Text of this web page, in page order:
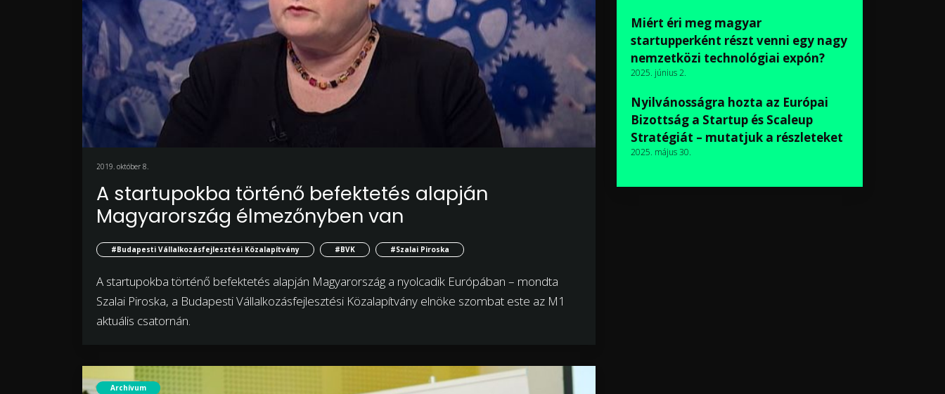
2019. október 8.
A startupokba történő befektetés alapján
Magyarország élmezőnyben van
#Budapesti Vállalkozásfejlesztési Közalapítvány #BVK #Szalai Piroska
A startupokba történő befektetés alapján Magyarország a nyolcadik Európában – mondta
Szalai Piroska, a Budapesti Vállalkozásfejlesztési Közalapítvány elnöke szombat este az M1
aktuális csatornán.
Archívum
Miért éri meg magyar
startupperként részt venni egy nagy
nemzetközi technológiai expón?
2025. június 2.
Nyilvánosságra hozta az Európai
Bizottság a Startup és Scaleup
Stratégiát – mutatjuk a részleteket
2025. május 30.